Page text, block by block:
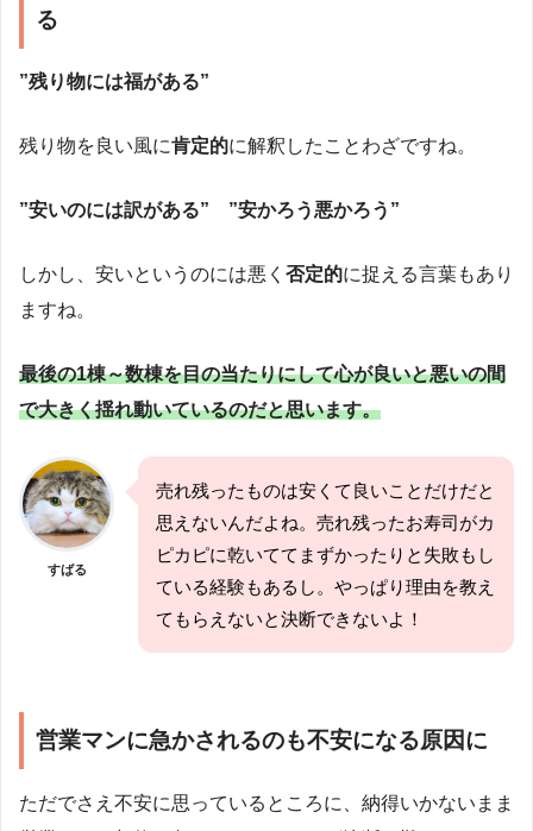
る
”残り物には福がある”
残り物を良い風に肯定的に解釈したことわざですね。
”安いのには訳がある” ”安かろう悪かろう”
しかし、安いというのには悪く 否定的に捉える言葉もあり
ますね。
最後の1棟～数棟を目の当たりにして心が良いと悪いの間
で大きく揺れ動いているのだと思います。
すばる
売れ残ったものは安くて良いことだけだと
思えないんだよね。売れ残ったお寿司がカ
ピカピに乾いててまずかったりと失敗もし
ている経験もあるし。やっぱり理由を教え
てもらえないと決断できないよ！
営業マンに急かされるのも不安になる原因に
ただでさえ不安に思っているところに、納得いかないまま